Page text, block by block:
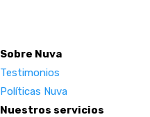
Sobre Nuva
Testimonios
Políticas Nuva
Nuestros servicios